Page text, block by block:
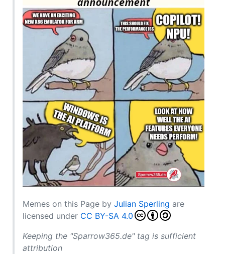
Memes on this Page by Julian Sperling are
licensed under CC BY-SA 4.0
Keeping the "Sparrow365.de" tag is sufficient
attribution